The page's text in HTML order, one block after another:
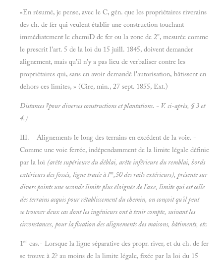
«En résumé, je pense, avec le C, gén. que les propriétaires riverains
des ch. de fer qui veulent établir une construction touchant
immédiatement le chemiD de fer ou la zone de 2", mesurée comme
le prescrit l'art. 5 de la loi du 15 juill. 1845, doivent demander
alignement, mais qu'il n'y a pas lieu de verbaliser contre les
propriétaires qui, sans en avoir demandé l'autorisation, bâtissent en
dehors ces limites, » (Cire, min., 27 sept. 1855, Ext.)
Distances ?pour diverses constructions et plantations. - V. ci-après, § 3 et
4.)
III. Alignements le long des terrains en excédent de la voie. -
Comme une voie ferrée, indépendamment de la limite légale définie
par la loi (arête supérieure du déblai, arête inférieure du remblai, bords
extérieurs des fossés, ligne tracée à lm,50des rails extérieurs), présente sur
divers points une seconde limite plus éloignée de l'axe, limite qui est celle
des terrains acquis pour rétablissement du chemin, on conçoit qu'il peut
se trouver deux cas dont les ingénieurs ont à tenir compte, suivant les
circonstances, pour la fixation des alignements des maisons, bâtiments, etc.
1er cas.- Lorsque la ligne séparative des propr. river, et du ch. de fer
se trouve à 2? au moins de la limite légale, fixée par la loi du 15